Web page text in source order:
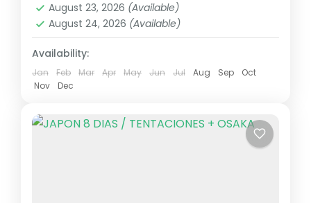
August 23, 2026 (Available)
August 24, 2026 (Available)
Availability:
Jan Feb Mar Apr May Jun Jul Aug Sep
Oct
Nov
Dec